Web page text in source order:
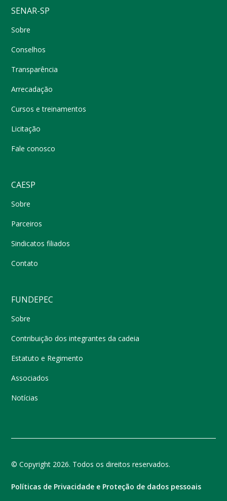
SENAR-SP
Sobre
Conselhos
Transparência
Arrecadação
Cursos e treinamentos
Licitação
Fale conosco
CAESP
Sobre
Parceiros
Sindicatos filiados
Contato
FUNDEPEC
Sobre
Contribuição dos integrantes da cadeia
Estatuto e Regimento
Associados
Notícias
© Copyright 2026. Todos os direitos reservados.
Políticas de Privacidade e Proteção de dados pessoais